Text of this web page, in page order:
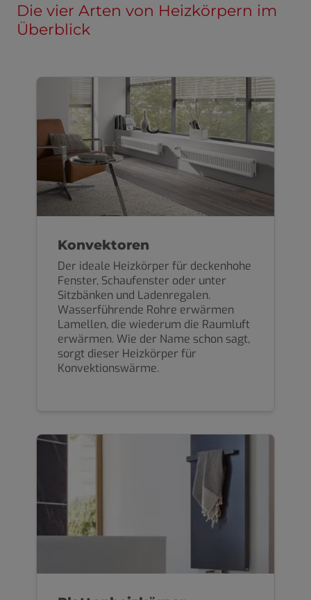
Die vier Arten von Heizkörpern im
Überblick
Konvektoren
Der ideale Heizkörper für deckenhohe
Fenster, Schaufenster oder unter
Sitzbänken und Ladenregalen.
Wasserführende Rohre erwärmen
Lamellen, die wiederum die Raumluft
erwärmen. Wie der Name schon sagt,
sorgt dieser Heizkörper für
Konvektionswärme.